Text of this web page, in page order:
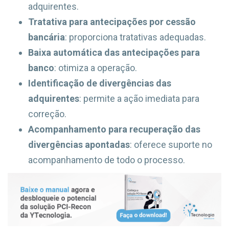
adquirentes.
Tratativa para antecipações por cessão
bancária: proporciona tratativas adequadas.
Baixa automática das antecipações para
banco: otimiza a operação.
Identificação de divergências das
adquirentes: permite a ação imediata para
correção.
Acompanhamento para recuperação das
divergências apontadas: oferece suporte no
acompanhamento de todo o processo.